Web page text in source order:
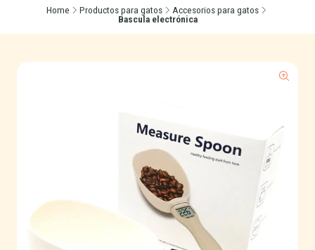
Home Productos para gatos
Accesorios para gatos
Bascula electrónica